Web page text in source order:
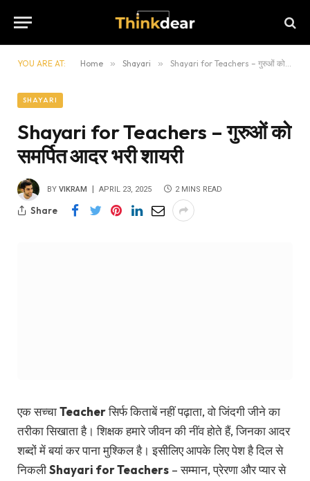
YOU ARE AT: Home » Shayari » Shayari for Teachers – गुरुओं को समर्पित आदर भरी शायरी
SHAYARI
Shayari for Teachers – गुरुओं को
समर्पित आदर भरी शायरी
BY VIKRAM APRIL 23, 2025 2 MINS READ
Share
एक सच्चाTeacherसिर्फ किताबें नहीं पढ़ाता, वो जिंदगी जीने का
तरीका सिखाता है। शिक्षक हमारे जीवन की नींव होते हैं, जिनका आदर
शब्दों में बयां कर पाना मुश्किल है। इसीलिए आपके लिए पेश है दिल से
निकलीShayari for Teachers – सम्मान, प्रेरणा और प्यार से